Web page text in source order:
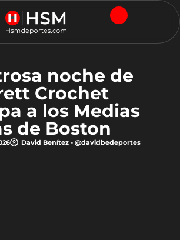
noche de
Crochet
a los Medias
de Boston
David Benítez - @davidbedeportes